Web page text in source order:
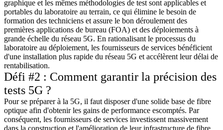
graphique et les mêmes méthodologies de test sont applicables et
portables du laboratoire au terrain, ce qui élimine le besoin de
formation des techniciens et assure le bon déroulement des
premières applications de bureau (FOA) et des déploiements à
grande échelle du réseau 5G. En rationalisant le processus du
laboratoire au déploiement, les fournisseurs de services bénéficient
d'une installation plus rapide du réseau 5G et accélèrent leur délai de
rentabilisation.
Défi #2 : Comment garantir la précision des
tests 5G ?
Pour se préparer à la 5G, il faut disposer d'une solide base de fibre
optique afin d'obtenir les gains de performance escomptés. Par
conséquent, les fournisseurs de services investissent massivement
dans la construction et l'amélioration de leur infrastructure de fibre